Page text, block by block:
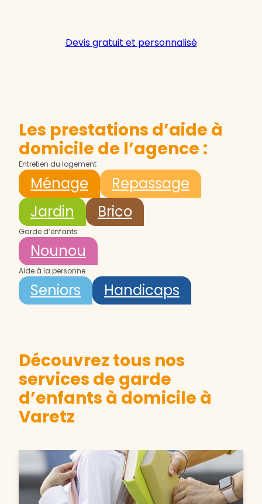
Devis gratuit et personnalisé
Les prestations d’aide à
domicile de l’agence :
Entretien du logement
Ménage
Repassage
Jardin
Brico
Garde d’enfants
Nounou
Aide à la personne
Seniors Handicaps
Découvrez tous nos
services de garde
d’enfants à domicile à
Varetz